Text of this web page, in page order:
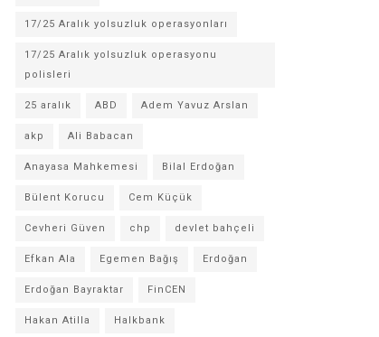
17/25 Aralık yolsuzluk operasyonları
17/25 Aralık yolsuzluk operasyonu
polisleri
25 aralık ABD Adem Yavuz Arslan
akp Ali Babacan
Anayasa Mahkemesi Bilal Erdoğan
Bülent Korucu Cem Küçük
Cevheri Güven chp devlet bahçeli
Efkan Ala Egemen Bağış Erdoğan
Erdoğan Bayraktar FinCEN
Hakan Atilla Halkbank